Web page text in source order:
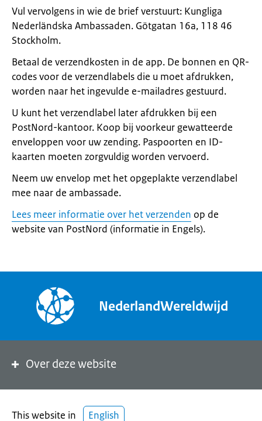
Vul vervolgens in wie de brief verstuurt: Kungliga
Nederländska Ambassaden. Götgatan 16a, 118 46
Stockholm.
Betaal de verzendkosten in de app. De bonnen en QR-
codes voor de verzendlabels die u moet afdrukken,
worden naar het ingevulde e-mailadres gestuurd.
U kunt het verzendlabel later afdrukken bij een
PostNord-kantoor. Koop bij voorkeur gewatteerde
enveloppen voor uw zending. Paspoorten en ID-
kaarten moeten zorgvuldig worden vervoerd.
Neem uw envelop met het opgeplakte verzendlabel
mee naar de ambassade.
Lees meer informatie over het verzenden op de
website van PostNord (informatie in Engels).
NederlandWereldwijd
Over deze website
This website in English